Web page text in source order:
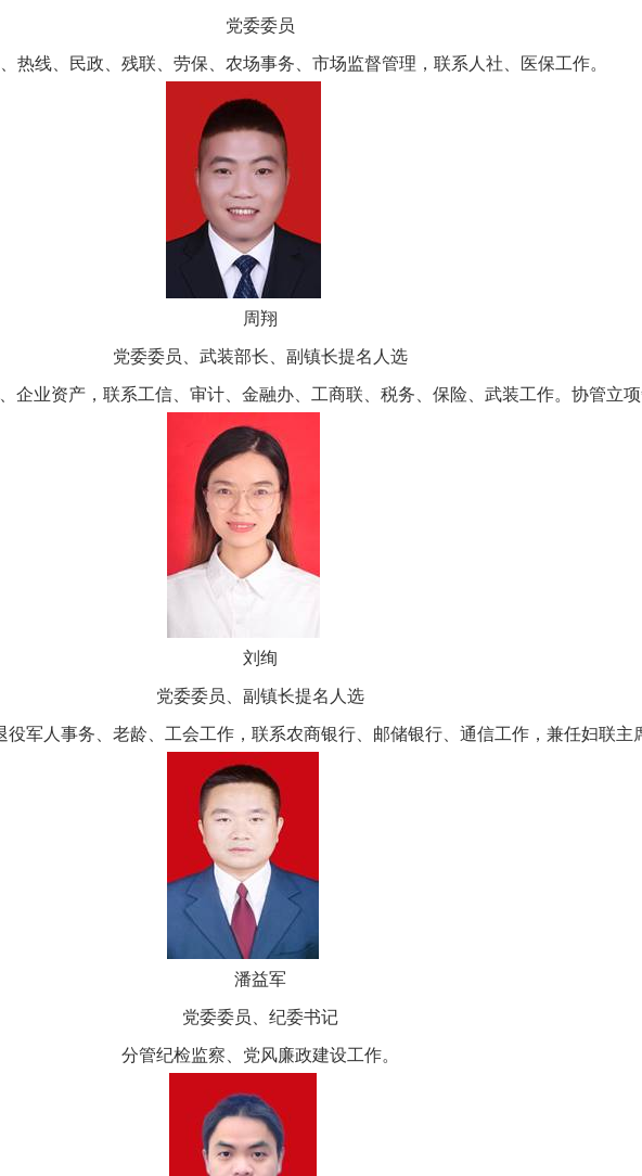
党委委员
热线、民政、残联、劳保、农场事务、市场监督管理，联系人社、医保工作。
周翔
党委委员、武装部长、副镇长提名人选
企业资产，联系工信、审计、金融办、工商联、税务、保险、武装工作。协管立项
刘绚
党委委员、副镇长提名人选
军人事务、老龄、工会工作，联系农商银行、邮储银行、通信工作，兼任妇联主
潘益军
党委委员、纪委书记
分管纪检监察、党风廉政建设工作。